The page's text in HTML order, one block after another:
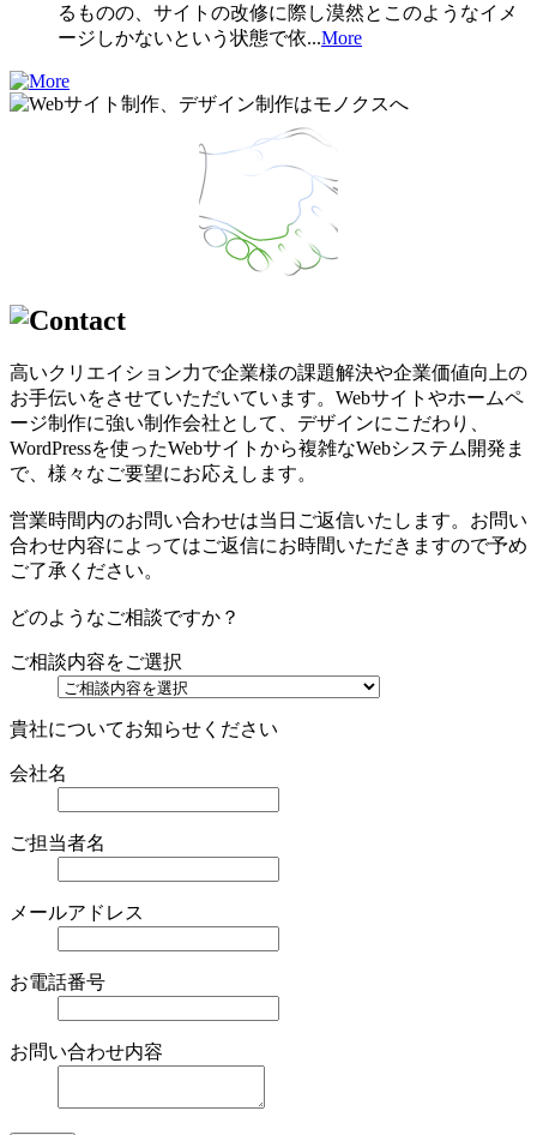
るものの、サイトの改修に際し漠然とこのようなイメ
ージしかないという状態で依...More
高いクリエイション力で企業様の課題解決や企業価値向上の
お手伝いをさせていただいています。Webサイトやホームペ
ージ制作に強い制作会社として、デザインにこだわり、
WordPressを使ったWebサイトから複雑なWebシステム開発ま
で、様々なご要望にお応えします。
営業時間内のお問い合わせは当日ご返信いたします。お問い
合わせ内容によってはご返信にお時間いただきますので予め
ご了承ください。
どのようなご相談ですか？
ご相談内容をご選択
貴社についてお知らせください
会社名
ご担当者名
メールアドレス
お電話番号
お問い合わせ内容